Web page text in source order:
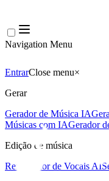
Navigation Menu
EntrarClose menu×
Gerar
Gerador de Música IA
Músicas com IAGerador
Edição de música
Removedor de Vocais AI